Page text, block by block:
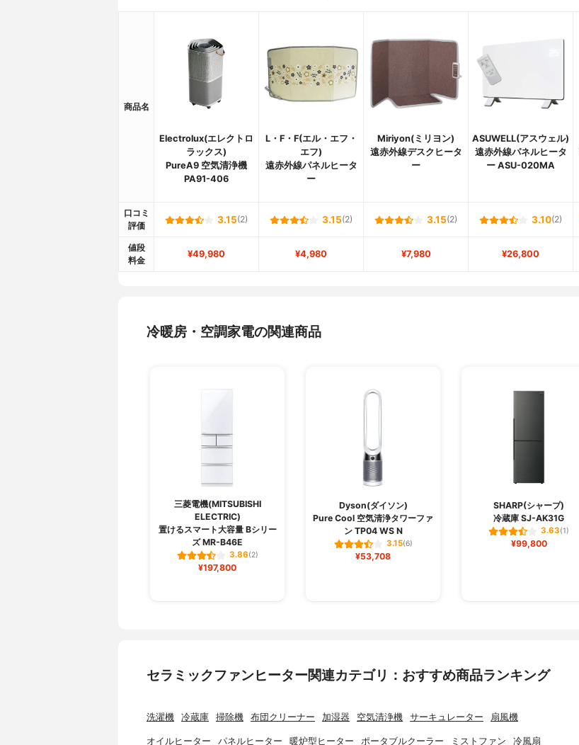
商品名
Electrolux(エレクトロ
ラックス)
PureA9 空気清浄機
PA91-406
L・F・F(エル・エフ・
エフ)
遠赤外線パネルヒータ
ー
Miriyon(ミリヨン)
遠赤外線デスクヒータ
ー
ASUWELL(アスウェル)
遠赤外線パネルヒータ
ー ASU-020MA
口コミ
評価
3.15(2) 3.15(2) 3.15(2) 3.10(2)
値段
料金
¥49,980 ¥4,980 ¥7,980 ¥26,800
冷暖房・空調家電の関連商品
三菱電機(MITSUBISHI
ELECTRIC)
置けるスマート大容量 Bシリー
ズ MR-B46E
3.86(2)
¥197,800
Dyson(ダイソン)
Pure Cool 空気清浄タワーファ
ン TP04 WS N
3.15(6)
¥53,708
SHARP(シャープ)
冷蔵庫 SJ-AK31G
3.63(1)
¥99,800
セラミックファンヒーター関連カテゴリ：おすすめ商品ランキング
洗濯機 冷蔵庫 掃除機 布団クリーナー 加湿器 空気清浄機 サーキュレーター 扇風機
オイルヒーター パネルヒーター 暖炉型ヒーター ポータブルクーラー ミストファン 冷風扇